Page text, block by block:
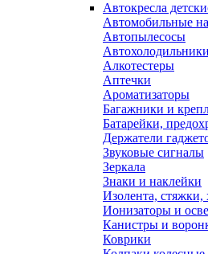
Автокресла
Автомобильные
Автопылесосы
Алкотестеры
Аптечки
Ароматизаторы
Багажники и
Батарейки,
Держатели
Звуковые сигналы
Зеркала
Знаки и наклейки
Изолента, стяжки,
Ионизаторы и
Канистры и
Коврики